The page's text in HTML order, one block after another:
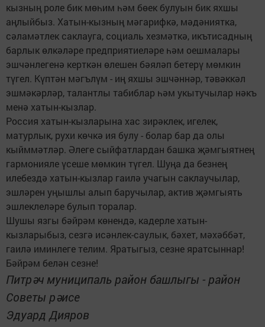
кызның роле бик мөһим һәм бөек булуын бик яхшы
аңлыйбыз. Хатын-кызның мәгарифкә, мәдәниятка,
сәламәтлек саклауга, социаль хезмәткә, икътисадның
барлык өлкәләре предприятиеләре һәм оешмалары
эшчәнлегенә керткән өлешен бәяләп бетерү мөмкин
түгел. Күптән мәгълүм - иң яхшы эшчәннәр, тәвәккәл
эшмәкәрләр, талантлы табиблар һәм укытучылар нәкъ
менә хатын-кызлар.
Россия хатын-кызларына хас зирәклек, игелек,
матурлык, рухи көчкә ия булу - болар бар да олы
кыйммәтләр. Әлеге сыйфатлардан башка җәмгыятнең
гармонияле үсеше мөмкин түгел. Шуңа да безнең
илебездә хатын-кызлар гаилә учагын саклаучылар,
эшләрен уңышлы алып баручылар, актив җәмгыять
эшлеклеләре булып торалар.
Шушы язгы бәйрәм көнендә, кадерле хатын-
кызларыбыз, сезгә исәнлек-саулык, бәхет, мәхәббәт,
гаилә иминлеге телим. Яратыгыз, сезне яратсыннар!
Бәйрәм белән сезне!
Питрәч муниципаль район башлыгы - район
Советы рәисе
Эдуард Дияров